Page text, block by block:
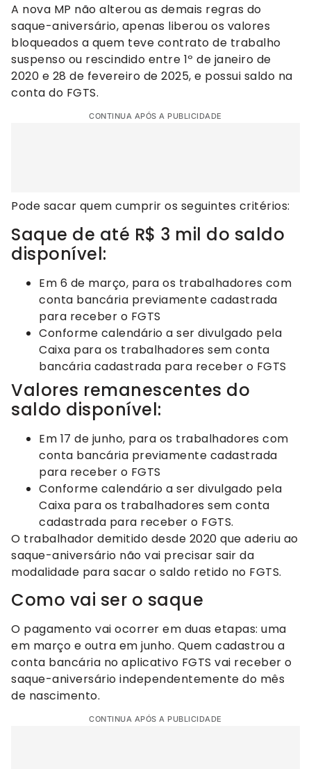
A nova MP não alterou as demais regras do
saque-aniversário, apenas liberou os valores
bloqueados a quem teve contrato de trabalho
suspenso ou rescindido entre 1º de janeiro de
2020 e 28 de fevereiro de 2025, e possui saldo na
conta do FGTS.
CONTINUA APÓS A PUBLICIDADE
Pode sacar quem cumprir os seguintes critérios:
Saque de até R$ 3 mil do saldo
disponível:
Em 6 de março, para os trabalhadores com
conta bancária previamente cadastrada
para receber o FGTS
Conforme calendário a ser divulgado pela
Caixa para os trabalhadores sem conta
bancária cadastrada para receber o FGTS
Valores remanescentes do
saldo disponível:
Em 17 de junho, para os trabalhadores com
conta bancária previamente cadastrada
para receber o FGTS
Conforme calendário a ser divulgado pela
Caixa para os trabalhadores sem conta
cadastrada para receber o FGTS.
O trabalhador demitido desde 2020 que aderiu ao
saque-aniversário não vai precisar sair da
modalidade para sacar o saldo retido no FGTS.
Como vai ser o saque
O pagamento vai ocorrer em duas etapas: uma
em março e outra em junho. Quem cadastrou a
conta bancária no aplicativo FGTS vai receber o
saque-aniversário independentemente do mês
de nascimento.
CONTINUA APÓS A PUBLICIDADE